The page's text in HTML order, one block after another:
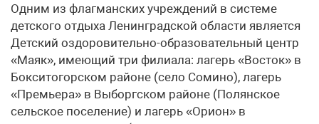
Одним из флагманских учреждений в системе
детского отдыха Ленинградской области является
Детский оздоровительно-образовательный центр
«Маяк», имеющий три филиала: лагерь «Восток» в
Бокситогорском районе (село Сомино), лагерь
«Премьера» в Выборгском районе (Полянское
сельское поселение) и лагерь «Орион» в